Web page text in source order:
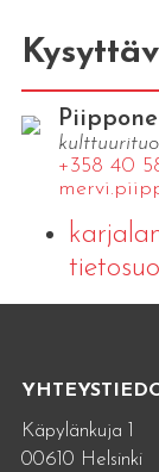
+358 40
Käpylänkuja 1
00610 Helsinki